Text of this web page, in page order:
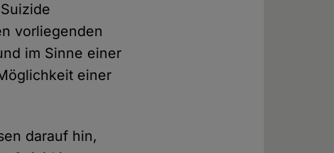
vorliegenden
im Sinne einer
einer
darauf hin,